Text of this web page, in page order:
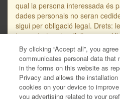
qual la persona interessada és
dades personals no seran
sigui per obligació legal. Drets:
tenen dret, entre d’altres, a
rectificació de les seves dades
oposar-se al seu tractament.
electrònic per a dirigir
protecció de les dades
protecciodades@salle.url.edu.
addicional i detallada sobre
By clicking “Accept all”, you
communicates personal data that
in the forms on this website as
Privacy and allows the
cookies on your device to
you advertising related to your